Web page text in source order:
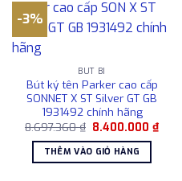
-3%
BÚT BI
Bút ký tên Parker cao cấp
SONNET X ST Silver GT GB
1931492 chính hãng
8.697.360₫ Giá
là:
8.697.360 ₫.
8.400.000₫Giá
hiện
THÊM VÀO GIỎ HÀNG